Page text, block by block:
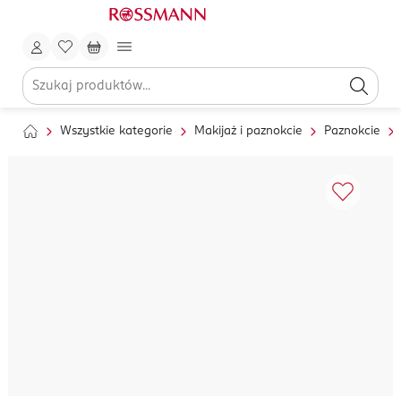
Wszystkie kategorie Makijaż i paznokcie Paznokcie